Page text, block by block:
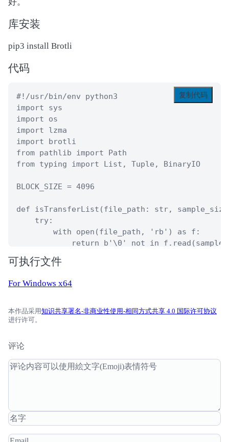
库安装
pip3 install Brotli
代码
复制代码
#!/usr/bin/env python3
import sys
import os
import lzma
import brotli
from pathlib import Path
from typing import List, Tuple, BinaryIO
BLOCK_SIZE = 4096
def isTransferList(file_path: str,
    try:
        with open(file_path, 'rb') as f:
return b'\0' not in
    except IOError:
        return False
def decompressLzmaDat(input_file: str,
with open(output_file, 'wb') as
def decompressBrotliDat(input_file: str,
with open(output_file, 'wb') as
src_set = [int(item) for item in
    if len(src_set) != src_set[0] + 1:
raise ValueError(f'Error parsing data
可执行文件
For Windows x64
本作品采用知识共享署名-非商业性使用-相同方式共享 4.0 国际许可协议
进行许可。
评论